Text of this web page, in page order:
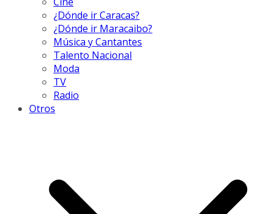
¿Dónde ir Caracas?
¿Dónde ir Maracaibo?
Música y Cantantes
Talento Nacional
Moda
TV
Radio
Otros